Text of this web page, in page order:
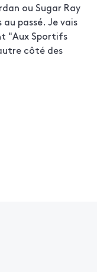
ou Sugar Ray
passé. Je vais
"Aux Sportifs
côté des